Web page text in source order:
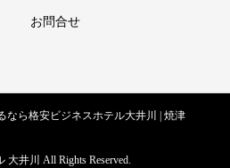
お問合せ
なら格安ビジネスホテル大井川 | 焼津
大井川 All Rights Reserved.